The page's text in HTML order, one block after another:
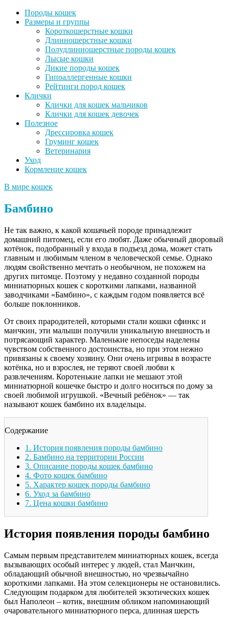
Породы кошек
Размеры и группы
Короткошерстные кошки
Длинношерстные кошки
Полудлинношерстные породы кошек
Лысые кошки
Дикие породы кошек
Гипоаллергенные кошки
Рейтинги пород кошек
Клички
Клички для кошек мальчиков
Клички для кошек девочек
Полезное
Дрессировка кошек
Груминг кошек
Ветеринария
Уход
Кормление кошек
В мире кошек
Бамбино
Не так важно, к какой кошачьей породе принадлежит
домашний питомец, если его любят. Даже обычный дворовый
котёнок, подобранный у входа в подъезд дома, может стать
главным и любимым членом в человеческой семье. Однако
людям свойственно мечтать о необычном, не похожем на
других питомце. Поэтому у недавно созданной породы
миниатюрных кошек с короткими лапками, названной
заводчиками «Бамбино», с каждым годом появляется всё
больше поклонников.
От своих прародителей, которыми стали кошки сфинкс и
манчкин, эти малыши получили уникальную внешность и
потрясающий характер. Маленькие непоседы наделены
чувством собственного достоинства, но при этом нежно
привязаны к своему хозяину. Они очень игривы в возрасте
котёнка, но и взрослея, не теряют своей любви к
развлечениям. Коротенькие лапки не мешают этой
миниатюрной кошечке быстро и долго носиться по дому за
своей любимой игрушкой. «Вечный ребёнок» — так
называют кошек бамбино их владельцы.
Содержание
1. История появления породы бамбино
2. Бамбино на территории России
3. Описание породы кошек бамбино
4. Фото кошек бамбино
5. Характер кошек породы бамбино
6. Уход за бамбино
7. Цена кошки бамбино
История появления породы бамбино
Самым первым представителем миниатюрных кошек, всегда
вызывающих особый интерес у людей, стал Манчкин,
обладающий обычной внешностью, но чрезвычайно
короткими лапками. На этом селекционеры не остановились.
Следующим подарком для любителей экзотических кошек
был Наполеон – котик, внешним обликом напоминающий
очаровательного миниатюрного перса, длинная шерсть